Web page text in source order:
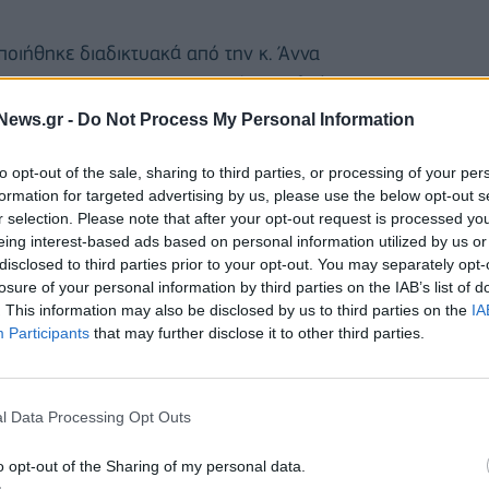
- Do Not Process My Personal Information
opt-out of the sale, sharing to third parties, or processing of your
for targeted advertising by us, please use the below opt-out
selection. Please note that after your opt-out request is processed
interest-based ads based on personal information utilized by us
to third parties prior to your opt-out. You may separately
of your personal information by third parties on the IAB’s list of
This information may also be disclosed by us to third parties on the
Participants that may further disclose it to other third parties.
Data Processing Opt Outs
opt-out of the Sharing of my personal data.
διαδικτυακά από την κ. Άννα
για την Focus Bari) στο πλαίσιο του
είχαν την ευκαιρία να μάθουν πρώτοι
τομέα, καθώς και τις προσδοκίες τους για
οι συνθήκες εργασίας, ο βαθμός ικανοποίησης
αλλά και οι προσδοκίες των ατόμων για
έρευνα, που διήρκεσε από τις 7/12 έως τις
διαφορετικούς κλάδους και εταιρείες
μέσω online ερωτηματολογίων.
εργαζομένων δηλώνει αρκετά ικανοποιημένο
group έως 30 ετών να φαίνεται πως αποτελεί τη
εκφράζει δυσαρέσκεια. Επιπλέον, αξίζει να